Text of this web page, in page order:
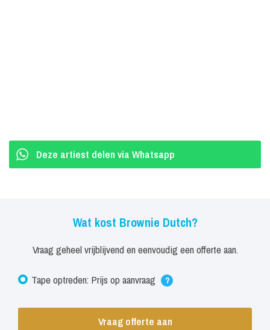
Deze artiest delen via Whatsapp
Wat kost Brownie Dutch?
Vraag geheel vrijblijvend en eenvoudig een offerte aan.
Tape optreden: Prijs op aanvraag ?
Vraag offerte aan